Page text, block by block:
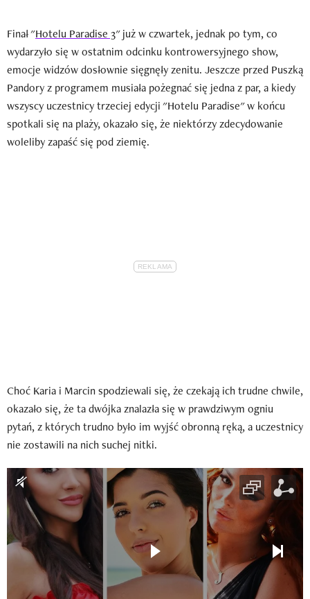
Finał "Hotelu Paradise 3" już w czwartek, jednak po tym, co
wydarzyło się w ostatnim odcinku kontrowersyjnego show,
emocje widzów dosłownie sięgnęły zenitu. Jeszcze przed Puszką
Pandory z programem musiała pożegnać się jedna z par, a kiedy
wszyscy uczestnicy trzeciej edycji "Hotelu Paradise" w końcu
spotkali się na plaży, okazało się, że niektórzy zdecydowanie
woleliby zapaść się pod ziemię.
Choć Karia i Marcin spodziewali się, że czekają ich trudne chwile,
okazało się, że ta dwójka znalazła się w prawdziwym ogniu
pytań, z których trudno było im wyjść obronną ręką, a uczestnicy
nie zostawili na nich suchej nitki.